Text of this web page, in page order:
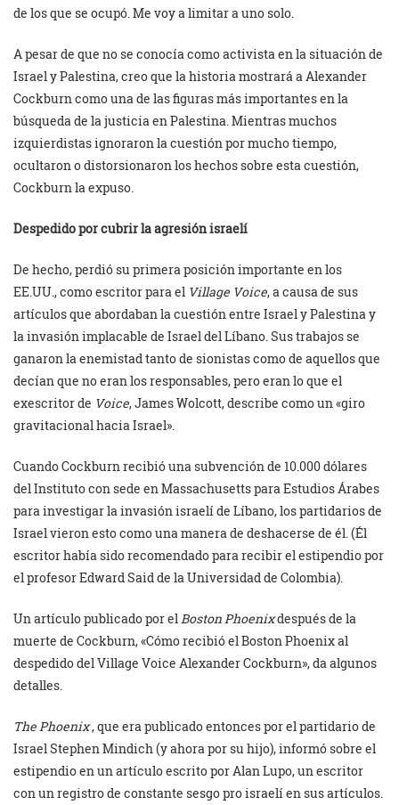
de los que se ocupó. Me voy a limitar a uno solo.
A pesar de que no se conocía como activista en la situación de
Israel y Palestina, creo que la historia mostrará a Alexander
Cockburn como una de las figuras más importantes en la
búsqueda de la justicia en Palestina. Mientras muchos
izquierdistas ignoraron la cuestión por mucho tiempo,
ocultaron o distorsionaron los hechos sobre esta cuestión,
Cockburn la expuso.
Despedido por cubrir la agresión israelí
De hecho, perdió su primera posición importante en los
EE.UU., como escritor para el Village Voice, a causa de sus
artículos que abordaban la cuestión entre Israel y Palestina y
la invasión implacable de Israel del Líbano. Sus trabajos se
ganaron la enemistad tanto de sionistas como de aquellos que
decían que no eran los responsables, pero eran lo que el
exescritor de Voice, James Wolcott, describe como un «giro
gravitacional hacia Israel».
Cuando Cockburn recibió una subvención de 10.000 dólares
del Instituto con sede en Massachusetts para Estudios Árabes
para investigar la invasión israelí de Líbano, los partidarios de
Israel vieron esto como una manera de deshacerse de él. (Él
escritor había sido recomendado para recibir el estipendio por
el profesor Edward Said de la Universidad de Colombia).
Un artículo publicado por el Boston Phoenixdespués de la
muerte de Cockburn, «Cómo recibió el Boston Phoenix al
despedido del Village Voice Alexander Cockburn», da algunos
detalles.
The Phoenix, que era publicado entonces por el partidario de
Israel Stephen Mindich (y ahora por su hijo), informó sobre el
estipendio en un artículo escrito por Alan Lupo, un escritor
con un registro de constante sesgo pro israelí en sus artículos.